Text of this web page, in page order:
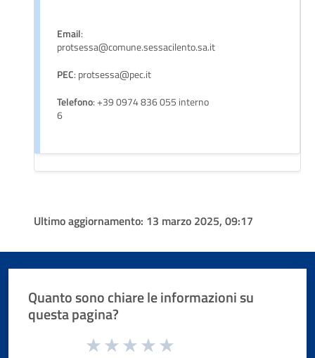
Email:
protsessa@comune.sessacilento.sa.it
PEC: protsessa@pec.it
Telefono: +39 0974 836 055 interno
6
Ultimo aggiornamento: 13 marzo 2025, 09:17
Quanto sono chiare le informazioni su
questa pagina?
Valuta da 1 a 5 stelle la pagina